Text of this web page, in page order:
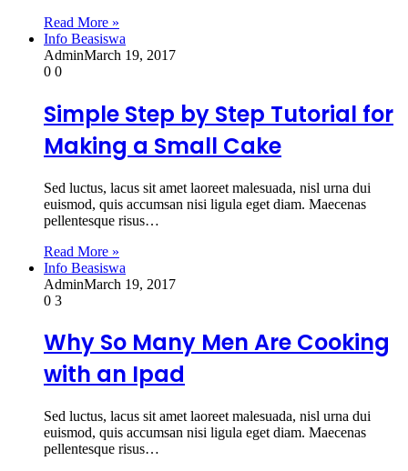
Read More »
Info Beasiswa
AdminMarch 19, 2017
0 0
Simple Step by Step Tutorial for
Making a Small Cake
Sed luctus, lacus sit amet laoreet malesuada, nisl urna dui
euismod, quis accumsan nisi ligula eget diam. Maecenas
pellentesque risus…
Read More »
Info Beasiswa
AdminMarch 19, 2017
0 3
Why So Many Men Are Cooking
with an Ipad
Sed luctus, lacus sit amet laoreet malesuada, nisl urna dui
euismod, quis accumsan nisi ligula eget diam. Maecenas
pellentesque risus…